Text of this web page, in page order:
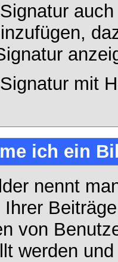
mit
ich ein
nennt
von
werden